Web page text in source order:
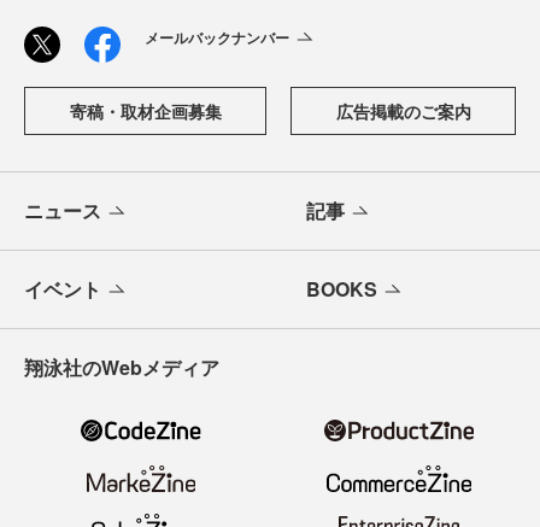
メールバックナンバー
寄稿・取材企画募集 広告掲載のご案内
ニュース 記事
イベント BOOKS
翔泳社のWebメディア